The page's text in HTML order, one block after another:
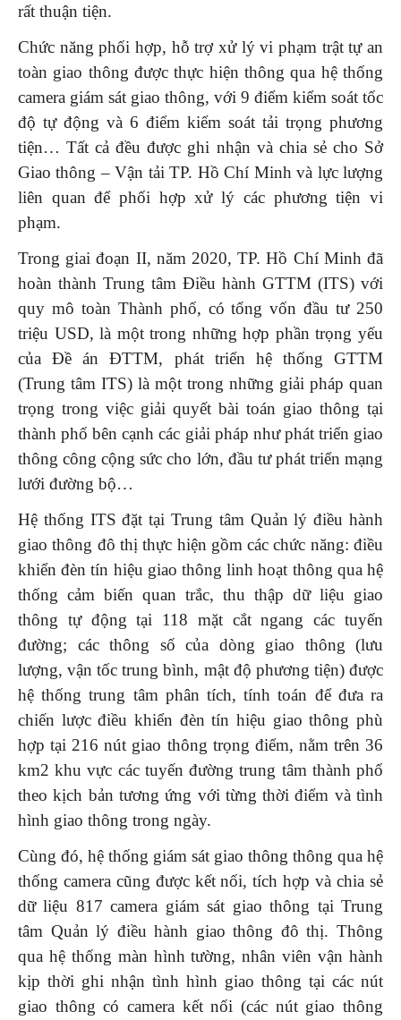
rất thuận tiện.
Chức năng phối hợp, hỗ trợ xử lý vi phạm trật tự an
toàn giao thông được thực hiện thông qua hệ thống
camera giám sát giao thông, với 9 điểm kiểm soát tốc
độ tự động và 6 điểm kiểm soát tải trọng phương
tiện… Tất cả đều được ghi nhận và chia sẻ cho Sở
Giao thông – Vận tải TP. Hồ Chí Minh và lực lượng
liên quan để phối hợp xử lý các phương tiện vi
phạm.
Trong giai đoạn II, năm 2020, TP. Hồ Chí Minh đã
hoàn thành Trung tâm Điều hành GTTM (ITS) với
quy mô toàn Thành phố, có tổng vốn đầu tư 250
triệu USD, là một trong những hợp phần trọng yếu
của Đề án ĐTTM, phát triển hệ thống GTTM
(Trung tâm ITS) là một trong những giải pháp quan
trọng trong việc giải quyết bài toán giao thông tại
thành phố bên cạnh các giải pháp như phát triển giao
thông công cộng sức cho lớn, đầu tư phát triển mạng
lưới đường bộ…
Hệ thống ITS đặt tại Trung tâm Quản lý điều hành
giao thông đô thị thực hiện gồm các chức năng: điều
khiển đèn tín hiệu giao thông linh hoạt thông qua hệ
thống cảm biến quan trắc, thu thập dữ liệu giao
thông tự động tại 118 mặt cắt ngang các tuyến
đường; các thông số của dòng giao thông (lưu
lượng, vận tốc trung bình, mật độ phương tiện) được
hệ thống trung tâm phân tích, tính toán để đưa ra
chiến lược điều khiển đèn tín hiệu giao thông phù
hợp tại 216 nút giao thông trọng điểm, nằm trên 36
km2 khu vực các tuyến đường trung tâm thành phố
theo kịch bản tương ứng với từng thời điểm và tình
hình giao thông trong ngày.
Cùng đó, hệ thống giám sát giao thông thông qua hệ
thống camera cũng được kết nối, tích hợp và chia sẻ
dữ liệu 817 camera giám sát giao thông tại Trung
tâm Quản lý điều hành giao thông đô thị. Thông
qua hệ thống màn hình tường, nhân viên vận hành
kịp thời ghi nhận tình hình giao thông tại các nút
giao thông có camera kết nối (các nút giao thông